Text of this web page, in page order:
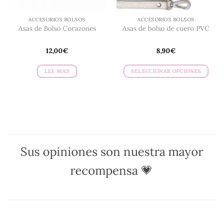
de
producto
página
de
producto
ACCESORIOS BOLSOS
Asas de Bolso Corazones
12,00€
LEE MAS
ACCESORIOS BOLSOS
Asas de bolso de cuero PVC
8,90€
SELECCIONAR OPCIONES
se
Sus opiniones son nuestra mayor
recompensa 💗